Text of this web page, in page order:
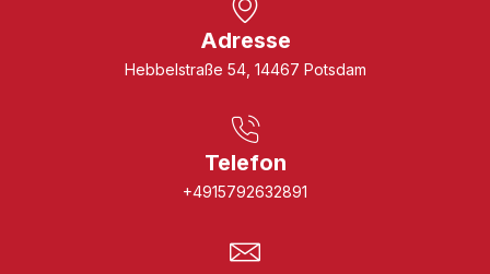
Adresse
Hebbelstraße 54, 14467 Potsdam
Telefon
+4915792632891